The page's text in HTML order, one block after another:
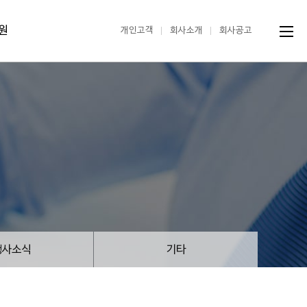
개인고객 회사소개 회사공고
소식 기타